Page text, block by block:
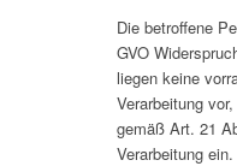
Die betroffene
GVO
liegen keine
Verarbeitung
gemäß Art. 21
Verarbeitung ein.